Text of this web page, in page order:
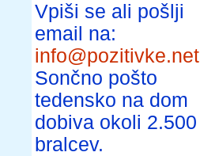
Vpiši se ali pošlji
email na:
info@pozitivke.net
Sončno pošto
tedensko na dom
dobiva okoli 2.500
bralcev.